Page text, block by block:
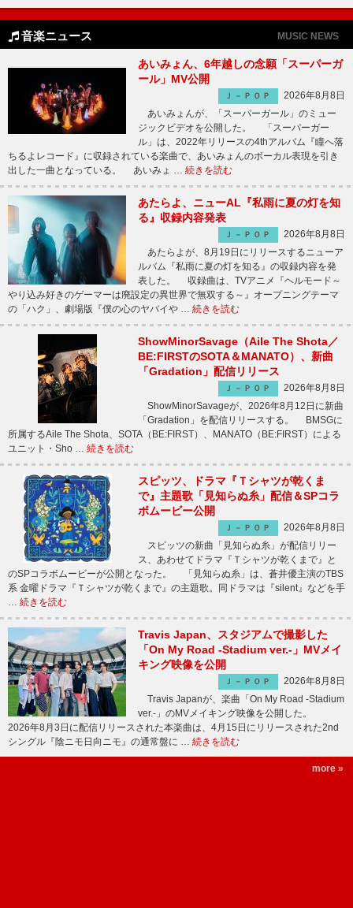
音楽ニュース MUSIC NEWS
あいみょん、6年越しの念願「スーパーガ
ール」MV公開
Ｊ－ＰＯＰ
2026年8月8日
あいみょんが、「スーパーガール」のミュー
ジックビデオを公開した。 「スーパーガー
ル」は、2022年リリースの4thアルバム『瞳へ落
ちるよレコード』に収録されている楽曲で、あいみょんのボーカル表現を引き
出した一曲となっている。 あいみょ … 続きを読む
あたらよ、ニューAL『私雨に夏の灯を知
る』収録内容発表
Ｊ－ＰＯＰ
2026年8月8日
あたらよが、8月19日にリリースするニューア
ルバム『私雨に夏の灯を知る』の収録内容を発
表した。 収録曲は、TVアニメ『ヘルモード～
やり込み好きのゲーマーは廃設定の異世界で無双する～』オープニングテーマ
の「ハク」、劇場版『僕の心のヤバイや … 続きを読む
ShowMinorSavage（Aile The Shota／
BE:FIRSTのSOTA＆MANATO）、新曲
「Gradation」配信リリース
Ｊ－ＰＯＰ
2026年8月8日
ShowMinorSavageが、2026年8月12日に新曲
「Gradation」を配信リリースする。 BMSGに
所属するAile The Shota、SOTA（BE:FIRST）、MANATO（BE:FIRST）による
ユニット・Sho … 続きを読む
スピッツ、ドラマ『Ｔシャツが乾くま
で』主題歌「見知らぬ糸」配信＆SPコラ
ボムービー公開
Ｊ－ＰＯＰ
2026年8月8日
スピッツの新曲「見知らぬ糸」が配信リリー
ス、あわせてドラマ『Ｔシャツが乾くまで』と
のSPコラボムービーが公開となった。 「見知らぬ糸」は、蒼井優主演のTBS
系 金曜ドラマ『Ｔシャツが乾くまで』の主題歌。同ドラマは『silent』などを手
… 続きを読む
Travis Japan、スタジアムで撮影した
「On My Road -Stadium ver.-」MVメイ
キング映像を公開
Ｊ－ＰＯＰ
2026年8月8日
Travis Japanが、楽曲「On My Road -Stadium
ver.-」のMVメイキング映像を公開した。
2026年8月3日に配信リリースされた本楽曲は、4月15日にリリースされた2nd
シングル『陰ニモ日向ニモ』の通常盤に … 続きを読む
more »